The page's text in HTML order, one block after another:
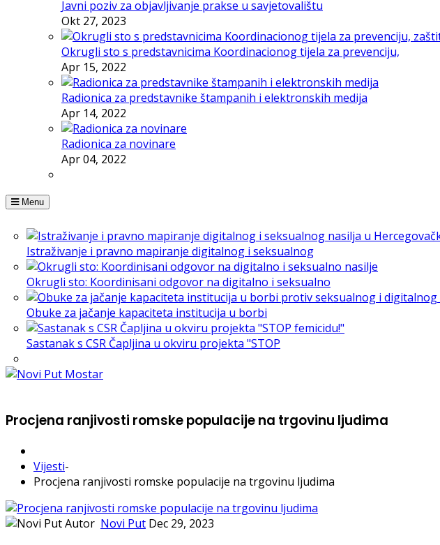
Javni poziv za objavljivanje prakse u savjetovalištu
Okt 27, 2023
Okrugli sto s predstavnicima Koordinacionog tijela za prevenciju,
Apr 15, 2022
Radionica za predstavnike štampanih i elektronskih medija
Apr 14, 2022
Radionica za novinare
Apr 04, 2022
Istraživanje i pravno mapiranje digitalnog i seksualnog
Okrugli sto: Koordinisani odgovor na digitalno i seksualno
Obuke za jačanje kapaciteta institucija u borbi
Sastanak s CSR Čapljina u okviru projekta "STOP
Menu
Procjena ranjivosti romske populacije na trgovinu ljudima
Vijesti-
Procjena ranjivosti romske populacije na trgovinu ljudima
Autor Novi Put Dec 29, 2023